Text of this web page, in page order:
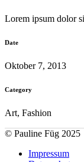
Lorem ipsum dolor
Date
Oktober 7, 2013
Category
Art, Fashion
© Pauline Füg 2025
Impressum